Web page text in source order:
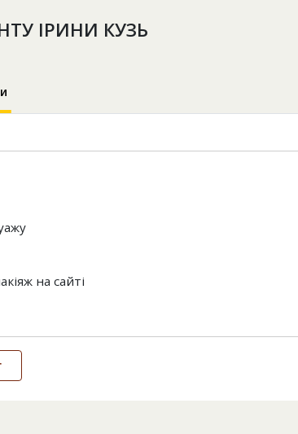
ІРИНИ КУЗЬ
на сайті